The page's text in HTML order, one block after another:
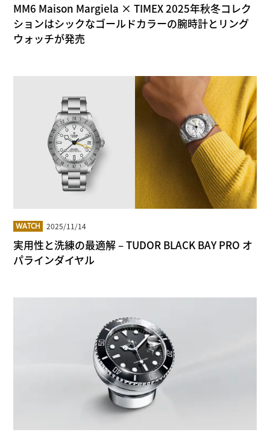
MM6 Maison Margiela × TIMEX 2025年秋冬コレク
ションはシックなゴールドカラーの腕時計とリング
ウォッチが発売
WATCH 2025/11/14
実用性と洗練の最適解 – TUDOR BLACK BAY PRO オ
パラインダイヤル